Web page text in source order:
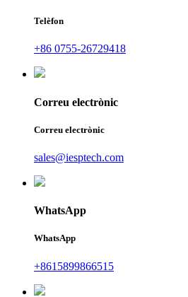
Telèfon
+86 0755-26729418
Correu electrònic
Correu electrònic
sales@iesptech.com
WhatsApp
WhatsApp
+8615899866515